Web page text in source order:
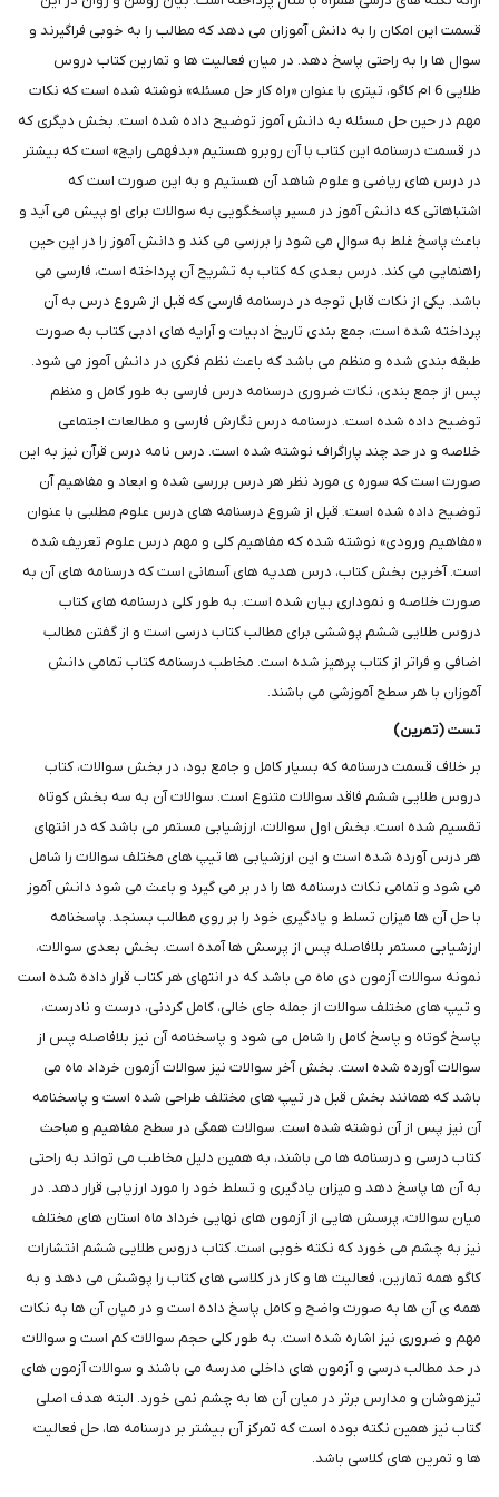
قسمت این امکان را به دانش آموزان می دهد که مطالب را به خوبی فراگیرند و
سوال ها را به راحتی پاسخ دهد. در میان فعالیت ها و تمارین کتاب دروس
طلایی 6 ام کاگو، تیتری با عنوان «راه کار حل مسئله» نوشته شده است که نکات
مهم در حین حل مسئله به دانش آموز توضیح داده شده است. بخش دیگری که
در قسمت درسنامه این کتاب با آن روبرو هستیم «بدفهمی رایج» است که بیشتر
در درس های ریاضی و علوم شاهد آن هستیم و به این صورت است که
اشتباهاتی که دانش آموز در مسیر پاسخگویی به سوالات برای او پیش می آید و
باعث پاسخ غلط به سوال می شود را بررسی می کند و دانش آموز را در این حین
راهنمایی می کند. درس بعدی که کتاب به تشریح آن پرداخته است، فارسی می
باشد. یکی از نکات قابل توجه در درسنامه فارسی که قبل از شروع درس به آن
پرداخته شده است، جمع بندی تاریخ ادبیات و آرایه های ادبی کتاب به صورت
طبقه بندی شده و منظم می باشد که باعث نظم فکری در دانش آموز می شود.
پس از جمع بندی، نکات ضروری درسنامه درس فارسی به طور کامل و منظم
توضیح داده شده است. درسنامه درس نگارش فارسی و مطالعات اجتماعی
خلاصه و در حد چند پاراگراف نوشته شده است. درس نامه درس قرآن نیز به این
صورت است که سوره ی مورد نظر هر درس بررسی شده و ابعاد و مفاهیم آن
توضیح داده شده است. قبل از شروع درسنامه های درس علوم مطلبی با عنوان
«مفاهیم ورودی» نوشته شده که مفاهیم کلی و مهم درس علوم تعریف شده
است. آخرین بخش کتاب، درس هدیه های آسمانی است که درسنامه های آن به
صورت خلاصه و نموداری بیان شده است. به طور کلی درسنامه های کتاب
دروس طلایی ششم پوششی برای مطالب کتاب درسی است و از گفتن مطالب
اضافی و فراتر از کتاب پرهیز شده است. مخاطب درسنامه کتاب تمامی دانش
آموزان با هر سطح آموزشی می باشند.
تست (تمرین)
بر خلاف قسمت درسنامه که بسیار کامل و جامع بود، در بخش سوالات، کتاب
دروس طلایی ششم فاقد سوالات متنوع است. سوالات آن به سه بخش کوتاه
تقسیم شده است. بخش اول سوالات، ارزشیابی مستمر می باشد که در انتهای
هر درس آورده شده است و این ارزشیابی ها تیپ های مختلف سوالات را شامل
می شود و تمامی نکات درسنامه ها را در بر می گیرد و باعث می شود دانش آموز
با حل آن ها میزان تسلط و یادگیری خود را بر روی مطالب بسنجد. پاسخنامه
ارزشیابی مستمر بلافاصله پس از پرسش ها آمده است. بخش بعدی سوالات،
نمونه سوالات آزمون دی ماه می باشد که در انتهای هر کتاب قرار داده شده است
و تیپ های مختلف سوالات از جمله جای خالی، کامل کردنی، درست و نادرست،
پاسخ کوتاه و پاسخ کامل را شامل می شود و پاسخنامه آن نیز بلافاصله پس از
سوالات آورده شده است. بخش آخر سوالات نیز سوالات آزمون خرداد ماه می
باشد که همانند بخش قبل در تیپ های مختلف طراحی شده است و پاسخنامه
آن نیز پس از آن نوشته شده است. سوالات همگی در سطح مفاهیم و مباحث
کتاب درسی و درسنامه ها می باشند، به همین دلیل مخاطب می تواند به راحتی
به آن ها پاسخ دهد و میزان یادگیری و تسلط خود را مورد ارزیابی قرار دهد. در
میان سوالات، پرسش هایی از آزمون های نهایی خرداد ماه استان های مختلف
نیز به چشم می خورد که نکته خوبی است. کتاب دروس طلایی ششم انتشارات
کاگو همه تمارین، فعالیت ها و کار در کلاسی های کتاب را پوشش می دهد و به
همه ی آن ها به صورت واضح و کامل پاسخ داده است و در میان آن ها به نکات
مهم و ضروری نیز اشاره شده است. به طور کلی حجم سوالات کم است و سوالات
در حد مطالب درسی و آزمون های داخلی مدرسه می باشند و سوالات آزمون های
تیزهوشان و مدارس برتر در میان آن ها به چشم نمی خورد. البته هدف اصلی
کتاب نیز همین نکته بوده است که تمرکز آن بیشتر بر درسنامه ها، حل فعالیت
ها و تمرین های کلاسی باشد.